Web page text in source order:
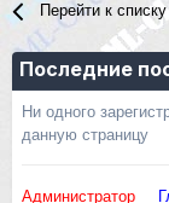
Перейти к
Последние
Ни одного
данную страницу
Администратор